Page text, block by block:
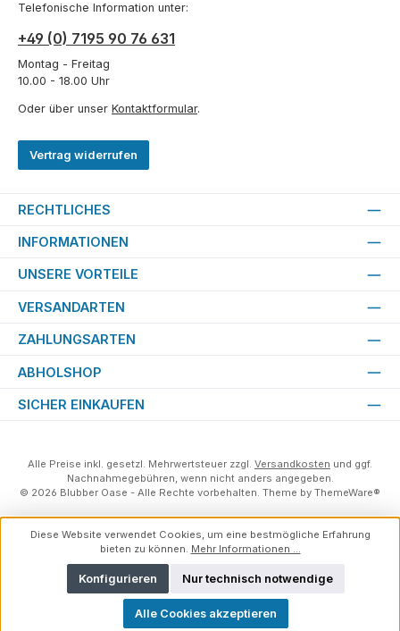
Telefonische Information unter:
+49 (0) 7195 90 76 631
Montag - Freitag
10.00 - 18.00 Uhr
Oder über unser Kontaktformular.
Vertrag widerrufen
RECHTLICHES
INFORMATIONEN
UNSERE VORTEILE
VERSANDARTEN
ZAHLUNGSARTEN
ABHOLSHOP
SICHER EINKAUFEN
Alle Preise inkl. gesetzl. Mehrwertsteuer zzgl. Versandkosten und ggf.
Nachnahmegebühren, wenn nicht anders angegeben.
© 2026 Blubber Oase - Alle Rechte vorbehalten. Theme by ThemeWare®
Diese Website verwendet Cookies, um eine bestmögliche Erfahrung
bieten zu können. Mehr Informationen ...
Nur technisch notwendige
Konfigurieren
Alle Cookies akzeptieren